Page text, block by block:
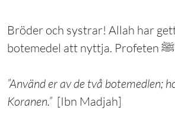
Bröder och systrar! Allah har
”Använd er av de två botemedlen;
Koranen.” [Ibn Madjah]